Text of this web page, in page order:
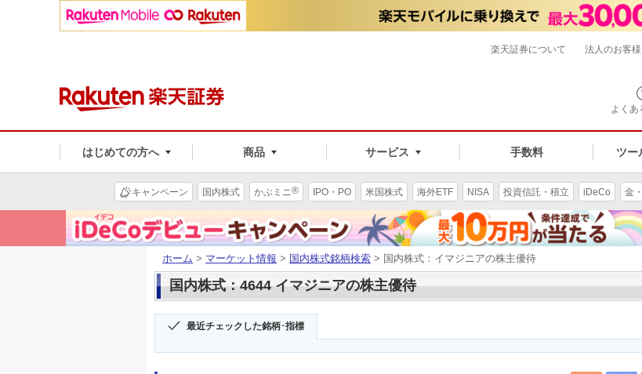
よくあ
はじめての方へ 商品 サービス 手数料 ツー
楽天証券について 法人のお客様
キャンペーン 国内株式 かぶミニ® IPO・PO 米国株式 海外ETF NISA 投資信託・積立 iDeCo 金
ホーム > マーケット情報 > 国内株式銘柄検索 > 国内株式：イマジニアの株主優待
国内株式：4644 イマジニアの株主優待
最近チェックした銘柄･指標